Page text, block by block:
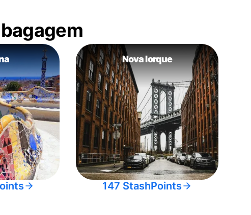
Nova Iorque
147 StashPoints